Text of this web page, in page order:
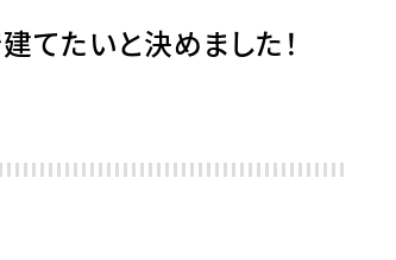
てたいと決めました！